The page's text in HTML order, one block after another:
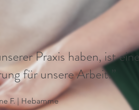
Praxis haben, ist eine
für unsere Arbeit.”
F. | Hebamme